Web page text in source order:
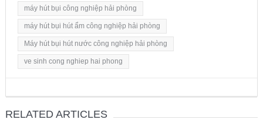
máy hút bụi công nghiệp hải phòng
máy hút bụi hút ẩm công nghiệp hải phòng
Máy hút bụi hút nước công nghiệp hải phòng
ve sinh cong nghiep hai phong
RELATED ARTICLES